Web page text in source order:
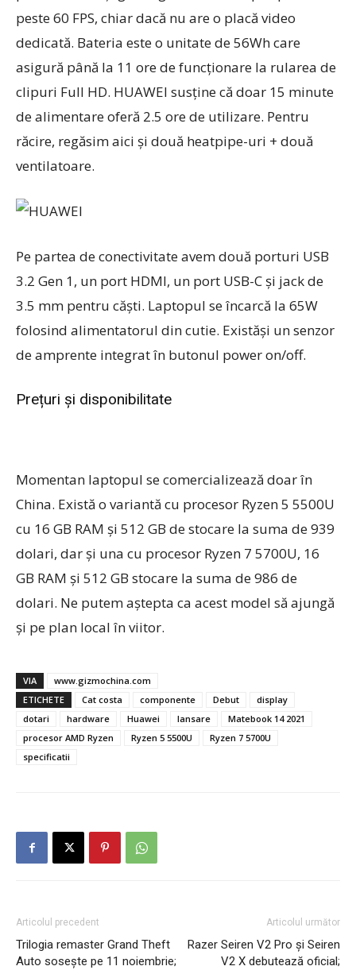
peste 60 FPS, chiar dacă nu are o placă video
dedicată. Bateria este o unitate de 56Wh care
asigură până la 11 ore de funcționare la rularea de
clipuri Full HD. HUAWEI susține că doar 15 minute
de alimentare oferă 2.5 ore de utilizare. Pentru
răcire, regăsim aici și două heatpipe-uri + două
ventilatoare.
Pe partea de conectivitate avem două porturi USB
3.2 Gen 1, un port HDMI, un port USB-C și jack de
3.5 mm pentru căști. Laptopul se încarcă la 65W
folosind alimentatorul din cutie. Existăși un senzor
de amprente integrat în butonul power on/off.
Prețuri și disponibilitate
Momentan laptopul se comercializează doar în
China. Există o variantă cu procesor Ryzen 5 5500U
cu 16 GB RAM și 512 GB de stocare la suma de 939
dolari, dar și una cu procesor Ryzen 7 5700U, 16
GB RAM și 512 GB stocare la suma de 986 de
dolari. Ne putem aștepta ca acest model să ajungă
și pe plan local în viitor.
VIA
www.gizmochina.com
ETICHETE
Cat costa componente Debut
display
dotari
hardware Huawei lansare
Matebook 14 2021
procesor AMD Ryzen
Ryzen 5 5500U
Ryzen 7 5700U
specificatii
Articolul precedent
Trilogia remaster Grand Theft
Auto sosește pe 11 noiembrie;
Articolul următor
Razer Seiren V2 Pro și Seiren
V2 X debutează oficial;